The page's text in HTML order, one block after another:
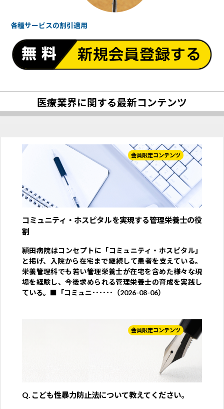
各種サービスの割引適用
医療業界に関する最新コンテンツ
会員限定コンテンツ
コミュニティ・ホスピタルを実現する管理栄養士の役
割
頴田病院はコンセプトに「コミュニティ・ホスピタル」
と掲げ、入院から在宅まで継続して患者を支えている。
栄養管理科でも若い管理栄養士が在宅を含めた様々な現
場を経験し、今後求められる管理栄養士の育成を実践し
ている。■「コミュニ･･････（2026-08-06）
会員限定コンテンツ
Q. こども性暴力防止法について教えてください。